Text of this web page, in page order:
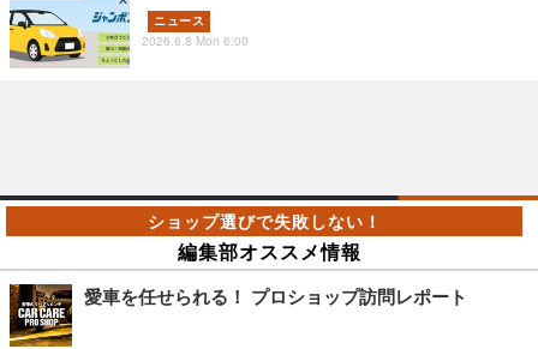
ニュース
2026.6.8 Mon 6:00
編集部オススメ情報
愛車を任せられる！ プロショップ訪問レポート